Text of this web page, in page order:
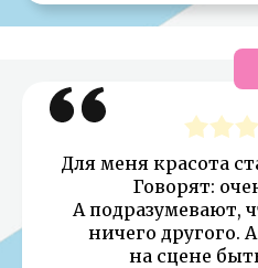
Для меня красота
Говорят:
А подразумевают,
ничего другого.
на сцене